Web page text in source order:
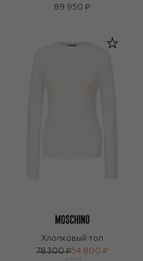
89 950 ₽
Хлопковый топ
78 300 ₽54 800 ₽